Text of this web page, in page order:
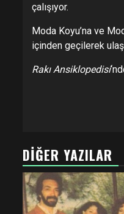
çalışıyor.
Moda Koyu’na ve
içinden geçilerek
Rakı Ansiklopedisi
DIĞER YAZILAR